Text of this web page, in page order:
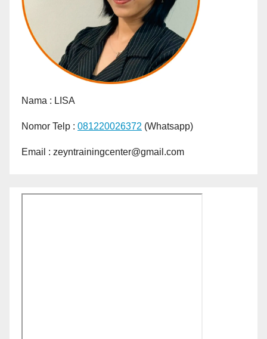
Nama : LISA
Nomor Telp : 081220026372 (Whatsapp)
Email : zeyntrainingcenter@gmail.com